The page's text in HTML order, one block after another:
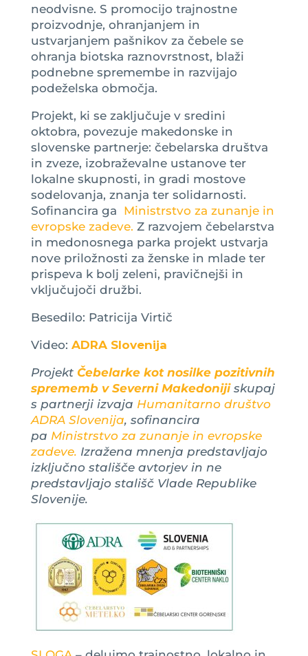
neodvisne. S promocijo trajnostne
proizvodnje, ohranjanjem in
ustvarjanjem pašnikov za čebele se
ohranja biotska raznovrstnost, blaži
podnebne spremembe in razvijajo
podeželska območja.
Projekt, ki se zaključuje v sredini
oktobra, povezuje makedonske in
slovenske partnerje: čebelarska društva
in zveze, izobraževalne ustanove ter
lokalne skupnosti, in gradi mostove
sodelovanja, znanja ter solidarnosti.
Sofinancira ga Ministrstvo za zunanje in
evropske zadeve. Z razvojem čebelarstva
in medonosnega parka projekt ustvarja
nove priložnosti za ženske in mlade ter
prispeva k bolj zeleni, pravičnejši in
vključujoči družbi.
Besedilo: Patricija Virtič
Video: ADRA Slovenija
Projekt Čebelarke kot nosilke pozitivnih
sprememb v Severni Makedoniji skupaj
s partnerji izvaja Humanitarno društvo
ADRA Slovenija, sofinancira
pa Ministrstvo za zunanje in evropske
zadeve. Izražena mnenja predstavljajo
izključno stališče avtorjev in ne
predstavljajo stališč Vlade Republike
Slovenije.